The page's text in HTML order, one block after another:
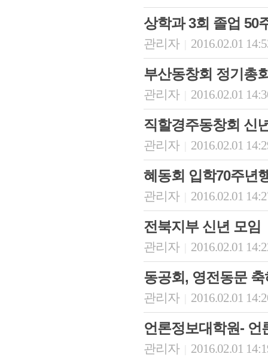
상학과 3회 졸업 50
관리자 2016.02.01
부산동창회 정기총
관리자 2016.02.01
직할경주동창회 신
관리자 2016.02.01
혜동회 입학70주년
관리자 2016.02.01
전북지부 신년 모임
관리자 2016.02.01
동공회, 영전동문
관리자 2016.02.01
언론정보대학원- 언
관리자 2016.02.01